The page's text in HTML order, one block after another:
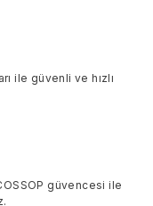
ile güvenli ve hızlı
güvencesi ile